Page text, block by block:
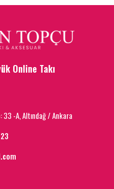
Online Takı
33 -A, Altındağ / Ankara